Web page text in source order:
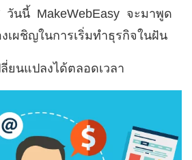
วันนี้ MakeWebEasy จะมาพูด
เผชิญในการเริ่มทำธุรกิจในฝัน
ยนแปลงได้ตลอดเวลา